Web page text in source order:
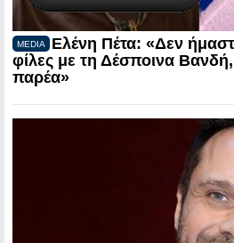
MEDIA
Ελένη Πέτα: «Δεν
φίλες με τη Δέσποινα
παρέα»